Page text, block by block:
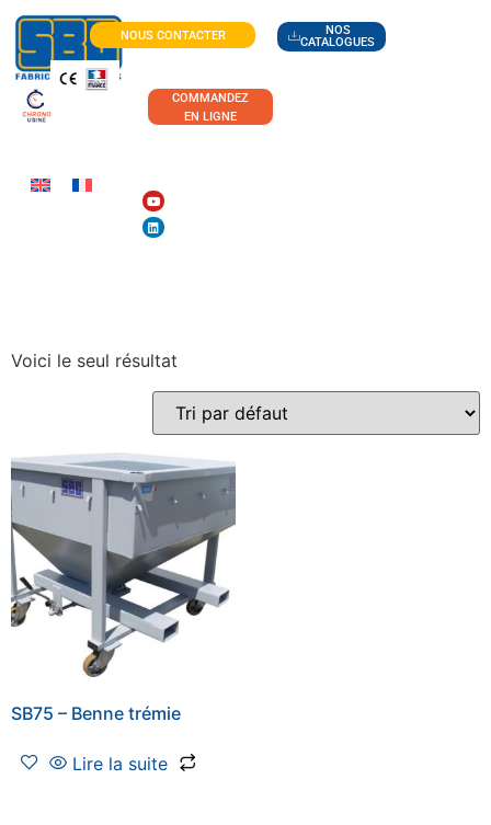
NOUS CONTACTER
NOS
CATALOGUES
COMMANDEZ
EN LIGNE
Voici le seul résultat
SB75 – Benne trémie
Lire la suite